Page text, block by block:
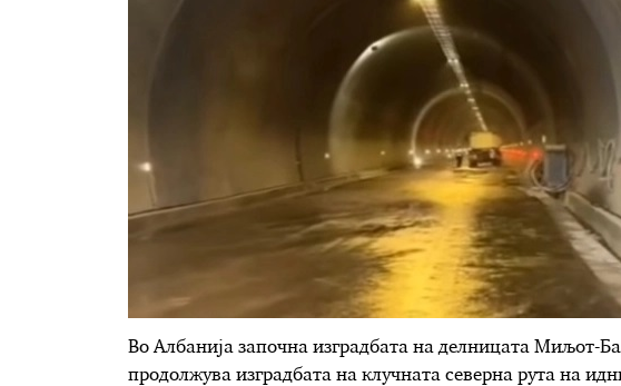
Во Албанија започна изградбата на делницата Миљот-
продолжува изградбата на клучната северна рута на